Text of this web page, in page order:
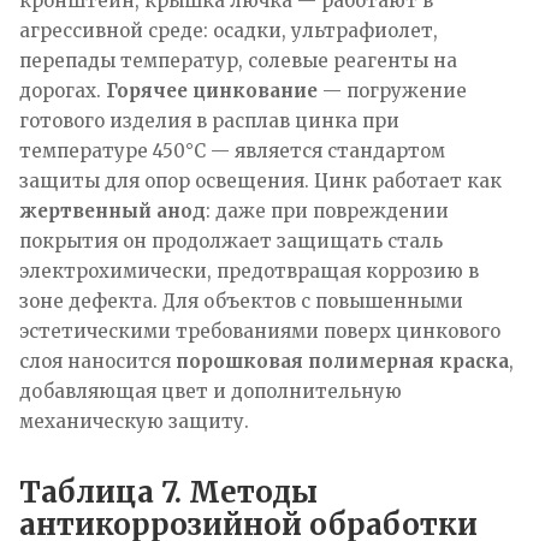
агрессивной среде: осадки, ультрафиолет,
перепады температур, солевые реагенты на
дорогах. Горячее цинкование — погружение
готового изделия в расплав цинка при
температуре 450°C — является стандартом
защиты для опор освещения. Цинк работает как
жертвенный анод: даже при повреждении
покрытия он продолжает защищать сталь
электрохимически, предотвращая коррозию в
зоне дефекта. Для объектов с повышенными
эстетическими требованиями поверх цинкового
слоя наносится порошковая полимерная краска,
добавляющая цвет и дополнительную
механическую защиту.
Таблица 7. Методы
антикоррозийной обработки